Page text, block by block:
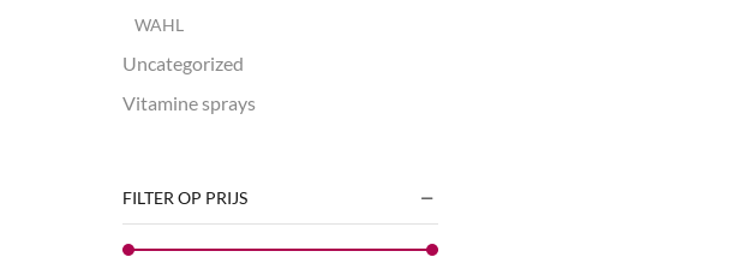
WAHL
Uncategorized
Vitamine sprays
FILTER OP PRIJS